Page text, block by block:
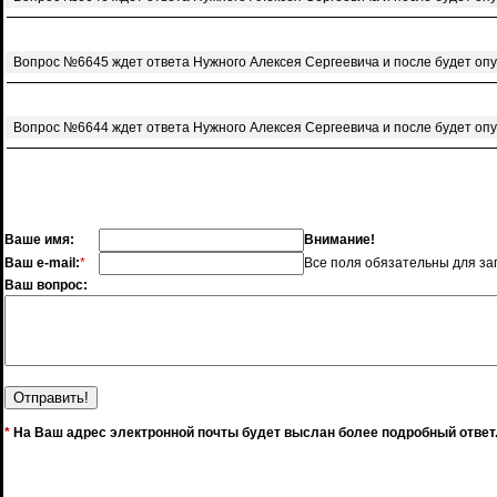
Вопрос №6645 ждет ответа Нужного Алексея Сергеевича и после будет
Вопрос №6644 ждет ответа Нужного Алексея Сергеевича и после будет
Ваше имя:
Внимание!
Ваш e-mail:*
Все поля обязательны для
Ваш вопрос:
* На Ваш адрес электронной почты будет выслан более подробный ответ.